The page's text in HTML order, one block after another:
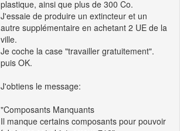
plastique, ainsi que plus de 300 Co.
J'essaie de produire un extincteur et un
autre supplémentaire en achetant 2 UE de la
ville.
Je coche la case "travailler gratuitement".
puis OK.
J'obtiens le message:
"Composants Manquants
Il manque certains composants pour pouvoir